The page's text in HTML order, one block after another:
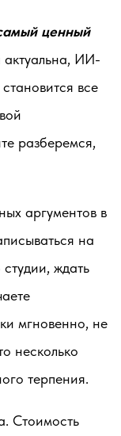
ценный
актуальна, ИИ-
все
разберемся,
аргументов в
на
ждать
мгновенно, не
несколько
терпения.
Стоимость